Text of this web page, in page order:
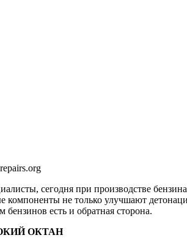
сегодня при производстве
компоненты не только улучшают
есть и обратная сторона.
ОКТАН